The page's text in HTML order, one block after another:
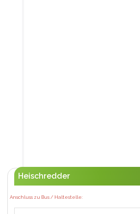
Heischredder
Anschluss zu Bus / Haltestelle: